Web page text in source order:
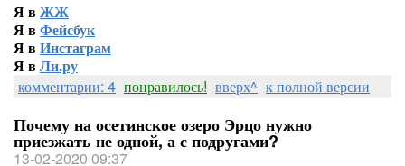
Я вЖЖ
Я вФейсбук
Я вИнстаграм
Я вЛи.ру
комментарии: 4 понравилось! вверх^ к полной версии
Почему на осетинское озеро Эрцо нужно
приезжать не одной, а с подругами?
13-02-2020 09:37